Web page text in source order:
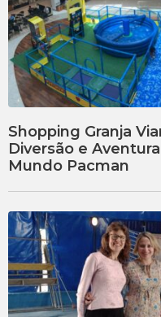
Shopping Granja
Diversão e
Mundo Pacman